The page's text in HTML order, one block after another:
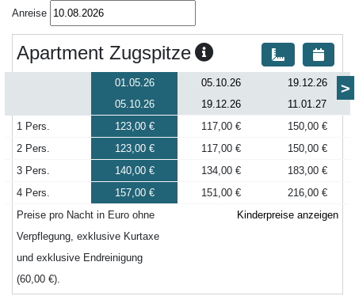
Anreise
Apartment Zugspitze
>
01.05.26
05.10.26
05.10.26
19.12.26
19.12.26
11.01.27
1 Pers.
123,00 € 117,00 €
150,00 €
2 Pers.
123,00 € 117,00 €
150,00 €
3 Pers.
140,00 € 134,00 €
183,00 €
4 Pers.
157,00 € 151,00 €
216,00 €
Preise pro Nacht in Euro ohne
Verpflegung, exklusive Kurtaxe
und exklusive Endreinigung
(60,00 €).
Kinderpreise anzeigen